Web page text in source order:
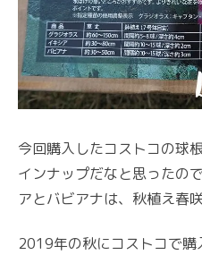
今回購入したコストコの球
インナップだなと思ったの
アとバビアナは、秋植え春
2019年の秋にコストコで